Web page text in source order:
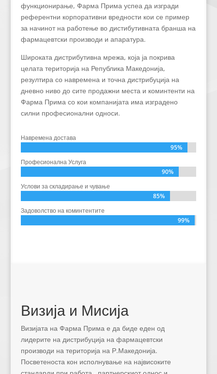
функционирање, Фарма Прима успеа да изгради
референтни корпоративни вредности кои се пример
за начинот на работење во дистибутивната бранша на
фармацевтски производи и апаратура.
Широката дистрибутивна мрежа, која ја покрива
целата територија на Република Македонија,
резултира со навремена и точна дистрибуција на
дневно ниво до сите продажни места и коминтенти на
Фарма Прима со кои компанијата има изградено
силни професионални односи.
Навремена достава
95%
95%
Професионална Услуга
90%
90%
Услови за складирање и чување
85%
85%
Задоволство на коминтентите
99%
99%
Визија и Мисија
Визијата на Фарма Прима е да биде еден од
лидерите на дистрибуција на фармацевтски
производи на територија на Р.Македонија.
Посветеноста кон исполнување на највисоките